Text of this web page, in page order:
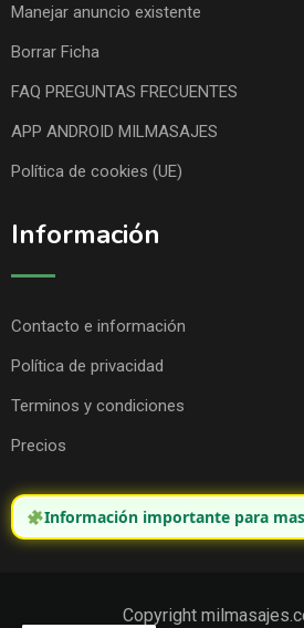
Manejar anuncio existente
Borrar Ficha
FAQ PREGUNTAS FRECUENTES
APP ANDROID MILMASAJES
Política de cookies (UE)
Información
Contacto e información
Política de privacidad
Terminos y condiciones
Precios
Información importante para
Copyright